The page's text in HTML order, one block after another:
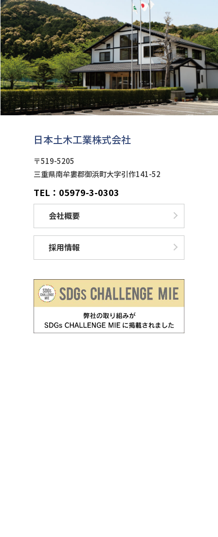
日本土木工業株式会社
〒519-5205
三重県南牟婁郡御浜町大字引作141-52
TEL：05979-3-0303
会社概要
採用情報